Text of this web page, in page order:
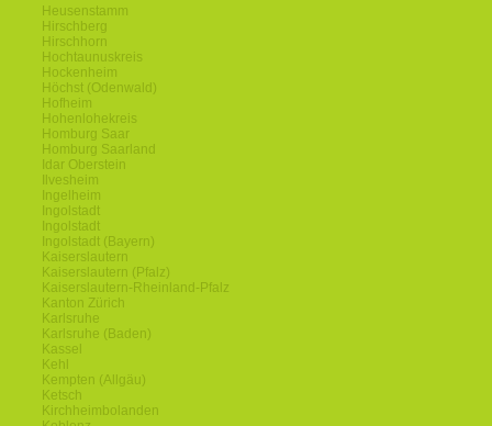
Heusenstamm
Hirschberg
Hirschhorn
Hochtaunuskreis
Hockenheim
Höchst (Odenwald)
Hofheim
Hohenlohekreis
Homburg Saar
Homburg Saarland
Idar Oberstein
Ilvesheim
Ingelheim
Ingolstadt
Ingolstadt
Ingolstadt (Bayern)
Kaiserslautern
Kaiserslautern (Pfalz)
Kaiserslautern-Rheinland-Pfalz
Kanton Zürich
Karlsruhe
Karlsruhe (Baden)
Kassel
Kehl
Kempten (Allgäu)
Ketsch
Kirchheimbolanden